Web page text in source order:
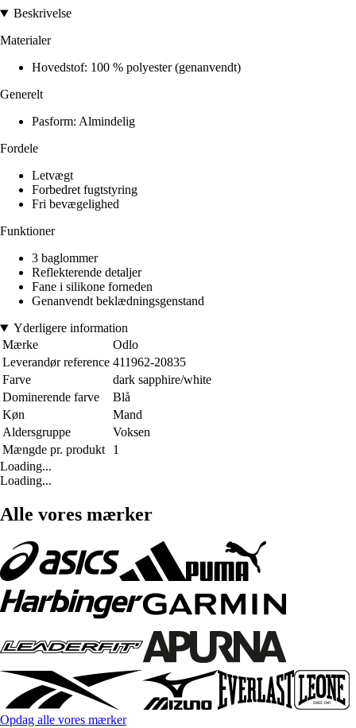
Beskrivelse
Materialer
Hovedstof: 100 % polyester (genanvendt)
Generelt
Pasform: Almindelig
Fordele
Letvægt
Forbedret fugtstyring
Fri bevægelighed
Funktioner
3 baglommer
Reflekterende detaljer
Fane i silikone forneden
Genanvendt beklædningsgenstand
Yderligere information
Mærke
Odlo
Leverandør reference 411962-20835
Farve
dark sapphire/white
Dominerende farve
Blå
Køn
Mand
Aldersgruppe
Voksen
Mængde pr. produkt
1
Loading...
Loading...
Alle vores mærker
Opdag alle vores mærker